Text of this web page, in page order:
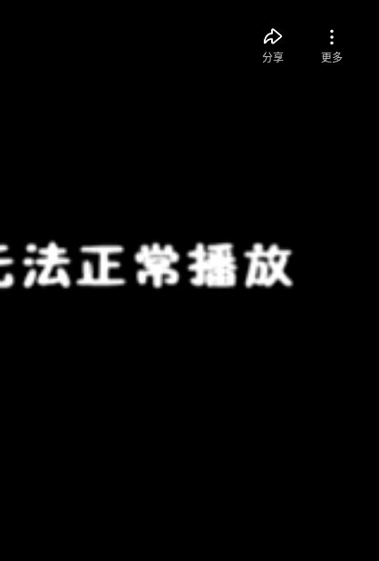
分享 更多